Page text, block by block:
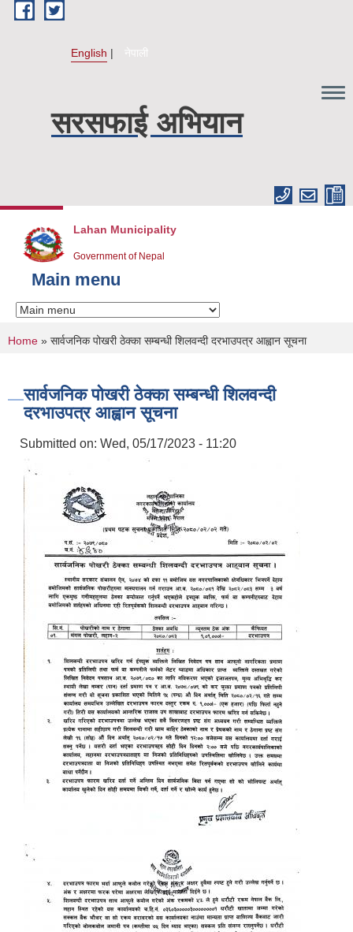
Skip to main content
English नेपाली
सरसफाई अभियान
Lahan Municipality
Government of Nepal
Main menu
You are here
Home » सार्वजनिक पोखरी ठेक्का सम्बन्धी शिलवन्दी दरभाउपत्र आह्वान सूचना
सार्वजनिक पोखरी ठेक्का सम्बन्धी शिलवन्दी
दरभाउपत्र आह्वान सूचना
Submitted on: Wed, 05/17/2023 - 11:20